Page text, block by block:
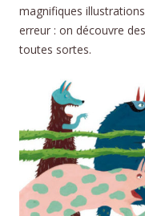
magnifiques
erreur : on découvre
toutes sortes.